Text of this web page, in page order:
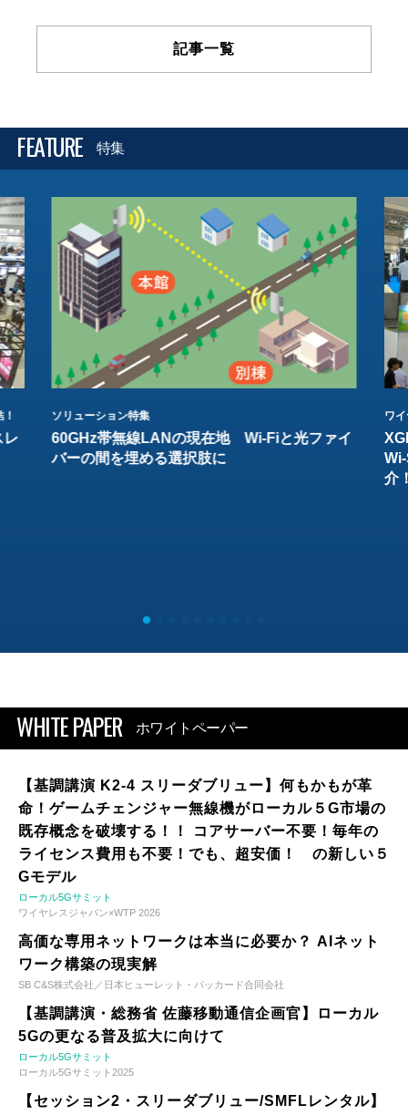
記事一覧
FEATURE 特集
レ
ソリューション特集
60GHz帯無線LANの現在地 Wi-Fiと光ファイ
バーの間を埋める選択肢に
ワ
介
WHITE PAPER ホワイトペーパー
【基調講演 K2-4 スリーダブリュー】何もかもが革
命！ゲームチェンジャー無線機がローカル５G市場の
既存概念を破壊する！！ コアサーバー不要！毎年の
ライセンス費用も不要！でも、超安価！ の新しい５
Gモデル
ローカル5Gサミット
ワイヤレスジャパン×WTP 2026
高価な専用ネットワークは本当に必要か？ AIネット
ワーク構築の現実解
SB C&S株式会社／日本ヒューレット・パッカード合同会社
【基調講演・総務省 佐藤移動通信企画官】ローカル
5Gの更なる普及拡大に向けて
ローカル5Gサミット
ローカル5Gサミット2025
【セッション2・スリーダブリュー/SMFLレンタル】